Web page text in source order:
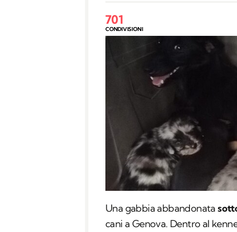
701
CONDIVISIONI
Una gabbia abbandonata
cani a Genova. Dentro al